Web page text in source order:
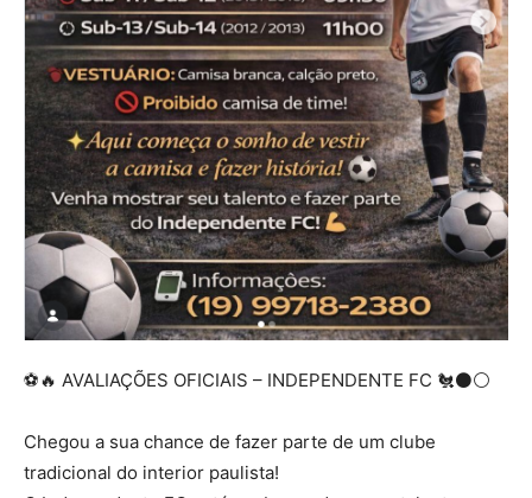
⚽🔥 AVALIAÇÕES OFICIAIS – INDEPENDENTE FC 🐔⚫⚪
Chegou a sua chance de fazer parte de um clube
tradicional do interior paulista!